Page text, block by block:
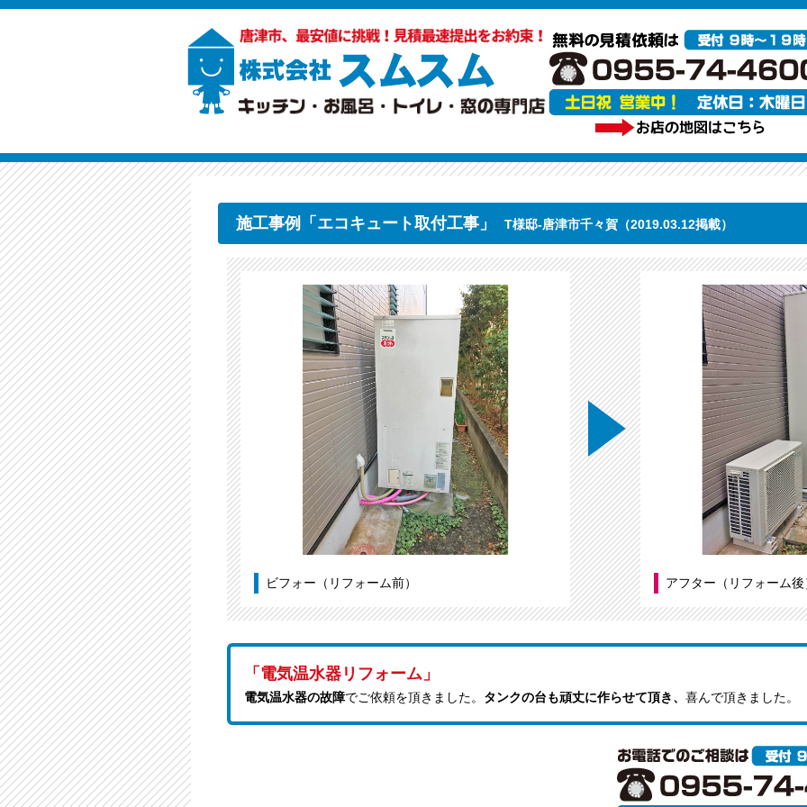
施工事例「エコキュート取付工事」 T様邸-唐津市千々賀（2019.03.12掲載）
ビフォー（リフォーム前） アフター（リフォーム後
「電気温水器リフォーム」
電気温水器の故障でご依頼を頂きました。 タンクの台も頑丈に作らせて頂き、 喜んで頂きました。